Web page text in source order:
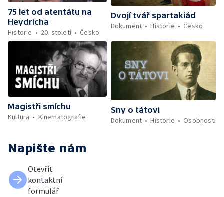
75 let od atentátu na
Heydricha
Historie
20. století Česko
Dvojí tvář spartakiád
Dokument
Historie Česko
Magistři smíchu
Kultura
Kinematografie
Sny o tátovi
Dokument
Historie Osobnosti
Napište nám
Otevřít
kontaktní
formulář